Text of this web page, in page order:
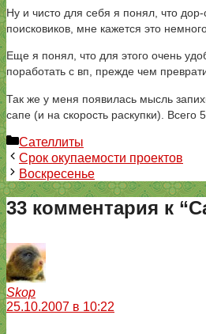
Ну и чисто для себя я понял, что
поисковиков, мне кажется это
Еще я понял, что для этого очень
поработать с вп, прежде чем
Так же у меня появилась мысль
сапе (и на скорость раскупки). Всего
Рубрики
Сателлиты
Срок окупаемости проектов
Воскресенье
33 комментария к
Skop
25.10.2007 в 10:22